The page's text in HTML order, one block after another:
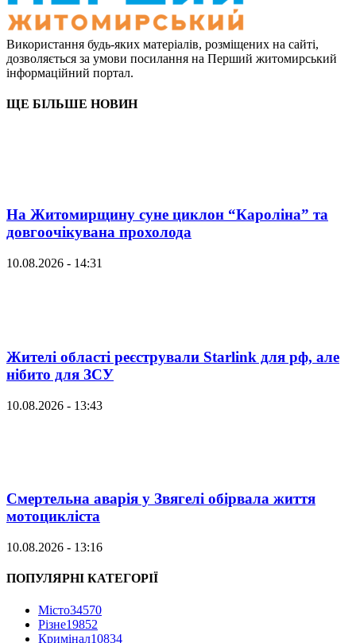
Використання будь-яких матеріалів, розміщених на сайті,
дозволяється за умови посилання на Перший житомирський
інформаційний портал.
ЩЕ БІЛЬШЕ НОВИН
На Житомирщину суне циклон “Кароліна” та
довгоочікувана прохолода
10.08.2026 - 14:31
Жителі області реєстрували Starlink для рф, але
нібито для ЗСУ
10.08.2026 - 13:43
Смертельна аварія у Звягелі обірвала життя
мотоцикліста
10.08.2026 - 13:16
ПОПУЛЯРНІ КАТЕГОРІЇ
Місто34570
Різне19852
Кримінал10834